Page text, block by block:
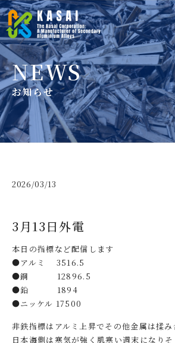
お知らせ
2026/03/13
3月13日外電
本日の指標など配信します
●アルミ 3516.5
●銅 12896.5
●鉛 1894
●ニッケル 17500
非鉄指標はアルミ上昇でその他金属は揉
日本海側は寒気が強く肌寒い週末になり